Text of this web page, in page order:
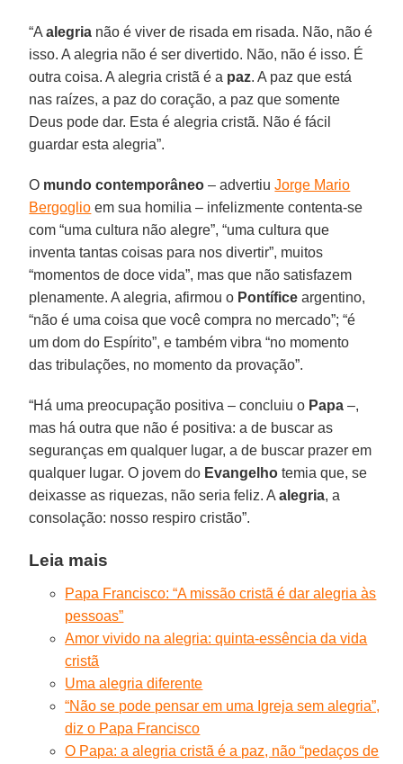
“Aalegria não é viver de risada em risada. Não, não é
isso. A alegria não é ser divertido. Não, não é isso. É
outra coisa. A alegria cristã é a paz. A paz que está
nas raízes, a paz do coração, a paz que somente
Deus pode dar. Esta é alegria cristã. Não é fácil
guardar esta alegria”.
O mundo contemporâneo – advertiuJorge Mario
Bergoglio em sua homilia – infelizmente contenta-se
com “uma cultura não alegre”, “uma cultura que
inventa tantas coisas para nos divertir”, muitos
“momentos de doce vida”, mas que não satisfazem
plenamente. A alegria, afirmou o Pontífice argentino,
“não é uma coisa que você compra no mercado”; “é
um dom do Espírito”, e também vibra “no momento
das tribulações, no momento da provação”.
“Há uma preocupação positiva – concluiu o Papa –,
mas há outra que não é positiva: a de buscar as
seguranças em qualquer lugar, a de buscar prazer em
qualquer lugar. O jovem do Evangelho temia que, se
deixasse as riquezas, não seria feliz. Aalegria, a
consolação: nosso respiro cristão”.
Leia mais
Papa Francisco: “A missão cristã é dar alegria às
pessoas”
Amor vivido na alegria: quinta-essência da vida
cristã
Uma alegria diferente
“Não se pode pensar em uma Igreja sem alegria”,
diz o Papa Francisco
O Papa: a alegria cristã é a paz, não “pedaços de